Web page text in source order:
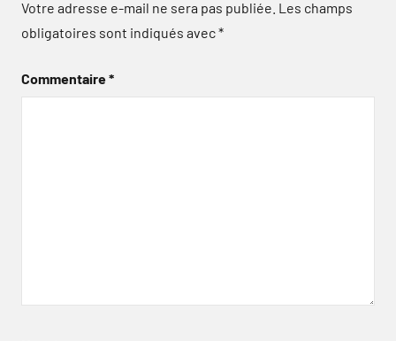
Votre adresse e-mail ne sera pas publiée. Les champs
obligatoires sont indiqués avec*
Commentaire*